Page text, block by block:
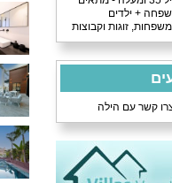
+ ילדים
זוגות וקבוצות
קשר עם הילה